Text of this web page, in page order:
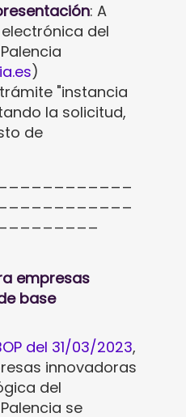
: A
del
)
"instancia
la solicitud,
de
empresas
base
del 31/03/2023,
innovadoras
del
se